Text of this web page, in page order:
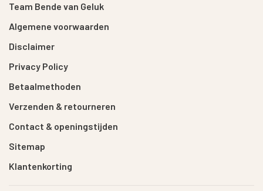
Team Bende van Geluk
Algemene voorwaarden
Disclaimer
Privacy Policy
Betaalmethoden
Verzenden & retourneren
Contact & openingstijden
Sitemap
Klantenkorting